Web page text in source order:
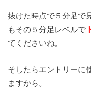
抜けた時点で５分足で
もその５分足レベルで
てくださいね。
そしたらエントリーに
ますから。